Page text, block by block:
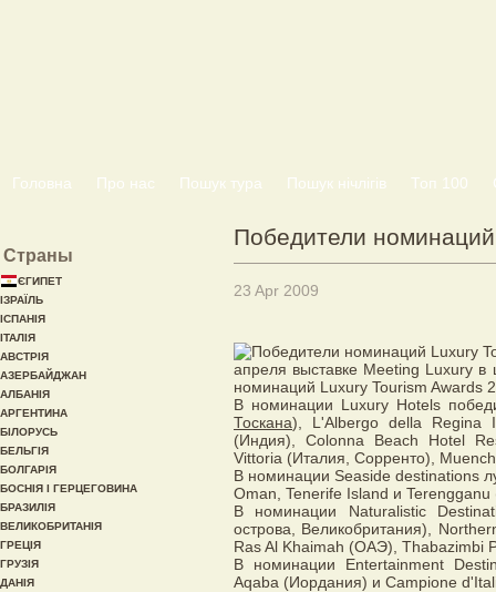
Головна Про нас Пошук тура Пошук нічлігів Топ 100
Победители
23 Apr 2009
апреля выставке Meeting Luxury
номинаций Luxury Tourism Awards
В номинации Luxury Hotels
Тоскана), L'Albergo della Regina
(Индия), Colonna Beach Hotel
Vittoria (Италия, Сорренто),
В номинации Seaside destinations
Oman, Tenerife Island и
В номинации Naturalistic
острова, Великобритания),
Ras Al Khaimah (ОАЭ), Thabazimbi
В номинации Entertainment
Aqaba (Иордания) и Campione
Страны
ЄГИПЕТ
ІЗРАЇЛЬ
ІСПАНІЯ
ІТАЛІЯ
АВСТРІЯ
АЗЕРБАЙДЖАН
АЛБАНІЯ
АРГЕНТИНА
БІЛОРУСЬ
БЕЛЬГІЯ
БОЛГАРІЯ
БОСНІЯ І ГЕРЦЕГОВИНА
БРАЗИЛІЯ
ВЕЛИКОБРИТАНІЯ
ГРЕЦІЯ
ГРУЗІЯ
ДАНІЯ